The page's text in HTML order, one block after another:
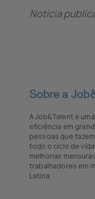
Notícia
Sobre a
A Job&Talent é
eficiência em
pessoas que
todo o ciclo de
melhorias
trabalhadores em
Latina.